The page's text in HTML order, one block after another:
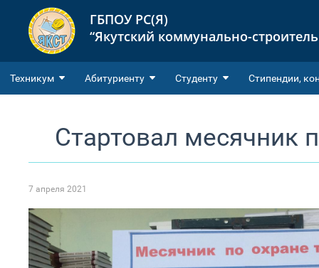
ГБПОУ РС(Я)
“Якутский коммунально-
Техникум Абитуриенту Студенту Cтипендии,
Стартовал месячник
7 апреля 2021